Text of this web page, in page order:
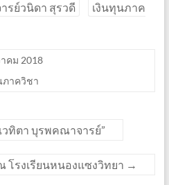
รย์วนิดา สุรวดี
เงินทุนภาค
คม 2018
ภาควิชา
ทิตา บุรพคณาจารย์​”
โรงเรียนหนองแซงวิทยา →